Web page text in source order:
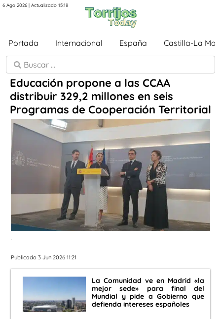
6 Ago 2026 | Actualizado 15:18
Portada Internacional España Castilla-La
Educación propone a las CCAA
distribuir 329,2 millones en seis
Programas de Cooperación Territorial
.
Publicado 3 Jun 2026 11:21
La Comunidad ve en Madrid «la
mejor sede» para final del
Mundial y pide a Gobierno que
defienda intereses españoles